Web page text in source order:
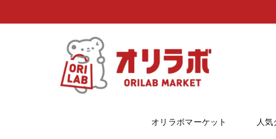
オリラボマーケット 人